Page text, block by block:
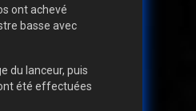
ont achevé
basse avec
du lanceur, puis
été effectuées